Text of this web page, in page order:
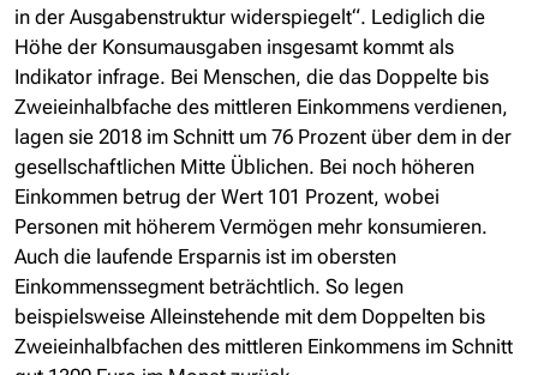
in der Ausgabenstruktur widerspiegelt“. Lediglich die
Höhe der Konsumausgaben insgesamt kommt als
Indikator infrage. Bei Menschen, die das Doppelte bis
Zweieinhalbfache des mittleren Einkommens verdienen,
lagen sie 2018 im Schnitt um 76 Prozent über dem in der
gesellschaftlichen Mitte Üblichen. Bei noch höheren
Einkommen betrug der Wert 101 Prozent, wobei
Personen mit höherem Vermögen mehr konsumieren.
Auch die laufende Ersparnis ist im obersten
Einkommenssegment beträchtlich. So legen
beispielsweise Alleinstehende mit dem Doppelten bis
Zweieinhalbfachen des mittleren Einkommens im Schnitt